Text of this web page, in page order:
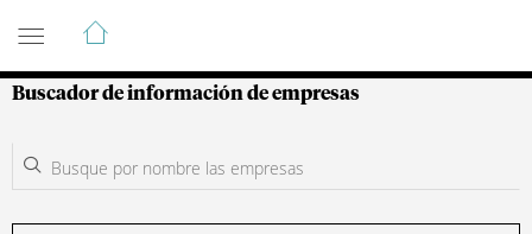
Guía de Empresas Colombianas
Buscador de información de empresas